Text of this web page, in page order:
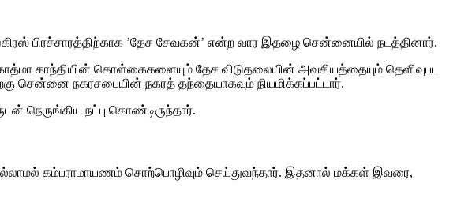
பிரச்சாரத்திற்காக ’தேச சேவகன்’ என்ற வார இதழை சென்னையில் நடத்தினார்.
காந்தியின் கொள்கைகளையும் தேச விடுதலையின் அவசியத்தையும் தெளிவுபட
சென்னை நகரசபையின் நகரத் தந்தையாகவும் நியமிக்கப்பட்டார்.
நெருங்கிய நட்பு கொண்டிருந்தார்.
கம்பராமாயணம் சொற்பொழிவும் செய்துவந்தார். இதனால் மக்கள் இவரை,